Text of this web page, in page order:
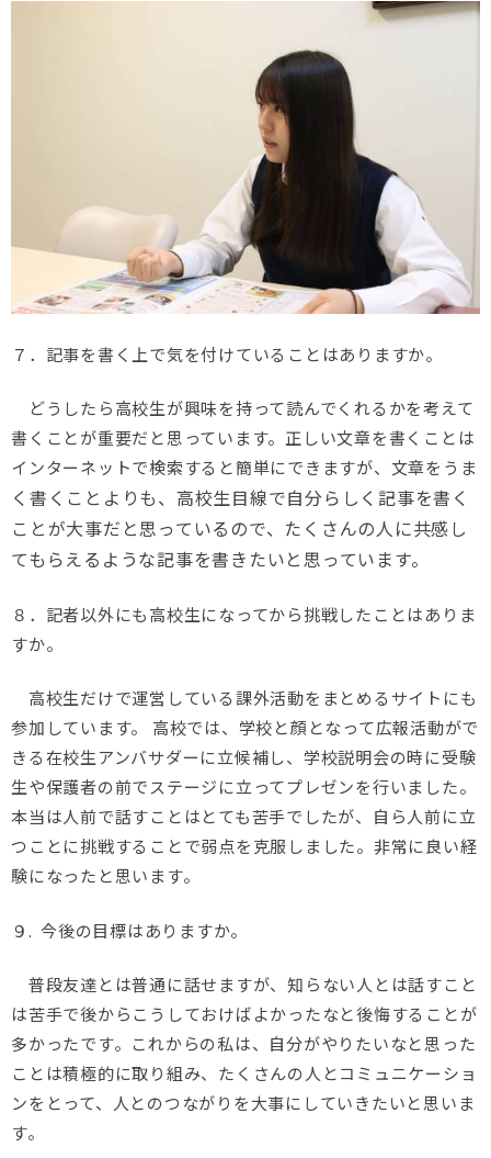
７．記事を書く上で気を付けていることはありますか。
どうしたら高校生が興味を持って読んでくれるかを考えて
書くことが重要だと思っています。正しい文章を書くことは
インターネットで検索すると簡単にできますが、文章をうま
く書く ことよりも、高校生目線で自分らしく記事を書く
ことが大事だと思っているので、 たくさんの人に共感し
てもらえるような記事を書きたいと思っています。
８．記者以外にも高校生になってから挑戦したことはありま
すか。
高校生だけで運営している課外活動をまとめるサイトにも
参加しています。 高校では、学校と顔となって広報活動がで
きる在校生アンバサダーに立候補し、学校説明会の時に受験
生や保護者の前でステージに立ってプレゼンを行いました。
本当は人前で話すことはとても苦手でしたが、自ら人前に立
つことに挑戦することで弱点を克服しました。非常に良い経
験になったと思います。
９. 今後の目標はありますか。
普段友達とは普通に話せますが、知らない人とは話すこと
は苦手で後からこうしておけばよかったなと後悔することが
多かったです。これからの私は、自分がやりたいなと思った
ことは積極的に取り組み、たくさんの人とコミュニケーショ
ンをとって、人とのつながりを大事にしていきたいと思いま
す。